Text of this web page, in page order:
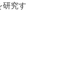
研究す